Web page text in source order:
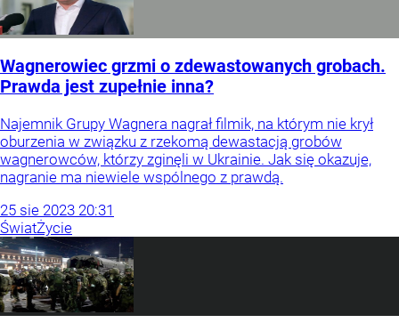
Wagnerowiec grzmi o zdewastowanych grobach.
Prawda jest zupełnie inna?
Najemnik Grupy Wagnera nagrał filmik, na którym nie krył
oburzenia w związku z rzekomą dewastacją grobów
wagnerowców, którzy zginęli w Ukrainie. Jak się okazuje,
nagranie ma niewiele wspólnego z prawdą.
25 sie 2023 20:31
ŚwiatŻycie